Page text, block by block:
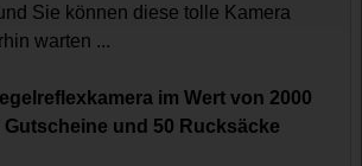
Sie können diese tolle Kamera
warten ...
im Wert von 2000
Gutscheine und 50 Rucksäcke